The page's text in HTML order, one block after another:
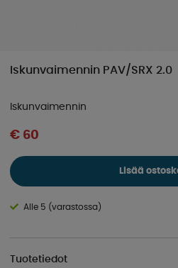
Iskunvaimennin PAV/SRX 2.0
Iskunvaimennin
€ 60
Lisää
Alle 5 (varastossa)
Tuotetiedot